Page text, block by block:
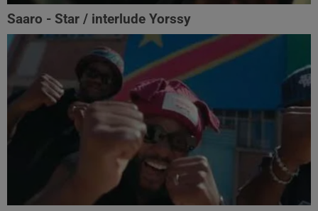
Saaro - Star / interlude Yorssy